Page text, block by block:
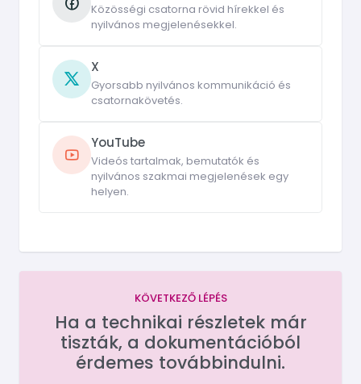
Közösségi csatorna rövid hírekkel és
nyilvános megjelenésekkel.
X
Gyorsabb nyilvános kommunikáció és
csatornakövetés.
YouTube
Videós tartalmak, bemutatók és
nyilvános szakmai megjelenések egy
helyen.
KÖVETKEZŐ LÉPÉS
Ha a technikai részletek már
tiszták, a dokumentációból
érdemes továbbindulni.